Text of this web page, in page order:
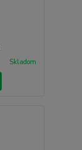
Skladom